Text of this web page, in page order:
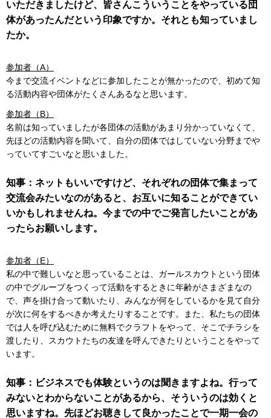
いただきましたけど、皆さんこういうことをやっている団
体があったんだという印象ですか。それとも知っていまし
たか。
参加者（A）
今まで交流イベントなどに参加したことが無かったので、初めて知
る活動内容や団体がたくさんあるなと思います。
参加者（B）
名前は知っていましたが各団体の活動があまり分かっていなくて、
先ほどの活動内容を聞いて、自分の団体ではしていない分野までや
っていてすごいなと思いました。
知事：ネットもいいですけど、それぞれの団体で集まって
交流会みたいなのがあると、お互いに知ることができてい
いかもしれませんね。今までの中でご発言したいことがあ
ったらお願いします。
参加者（E）
私の中で難しいなと思っていることは、ガールスカウトという団体
の中でグループをつくって活動をするときに年齢がさまざまなの
で、声を掛け合って動いたり、みんなが何をしているかを見て自分
が次に何をするべきか考えたりすることです。また、私たちの団体
では人を呼び込むために無料でクラフトをやって、そこでチラシを
渡したり、スカウトたちの友達を呼んできたりということをやって
います。
知事：ビジネスでも体験というのは聞きますよね。行って
みないとわからないことがあるから、そういうのは効くと
思いますね。先ほどお聴きして良かったことで一期一会の